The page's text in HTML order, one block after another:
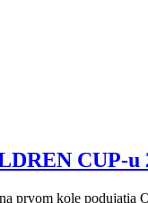
CUP-u
prvom kole